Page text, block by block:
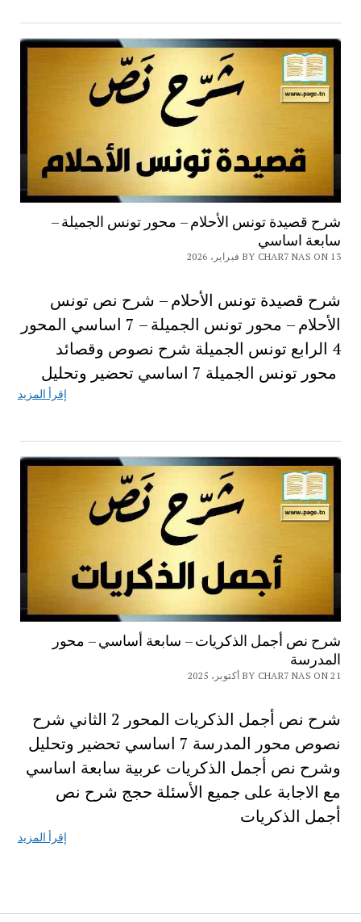
شرح قصيدة تونس الأحلام – محور تونس الجميلة –
سابعة اساسي
BY CHAR7 NAS ON 13 فبراير، 2026
شرح قصيدة تونس الأحلام – شرح نص تونس
الأحلام – محور تونس الجميلة – 7 اساسي المحور
4 الرابع تونس الجميلة شرح نصوص وقصائد
محور تونس الجميلة 7 اساسي تحضير وتحليل
إقرأ المزيد
شرح نص أجمل الذكريات – سابعة أساسي – محور
المدرسة
BY CHAR7 NAS ON 21 أكتوبر، 2025
شرح نص أجمل الذكريات المحور 2 الثاني شرح
نصوص محور المدرسة 7 اساسي تحضير وتحليل
وشرح نص أجمل الذكريات عربية سابعة اساسي
مع الاجابة على جميع الأسئلة حجج شرح نص
أجمل الذكريات
إقرأ المزيد